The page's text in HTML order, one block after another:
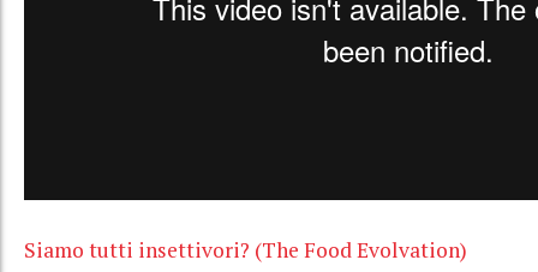
Siamo tutti insettivori? (The Food Evolvation)